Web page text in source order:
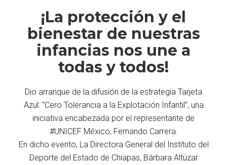
¡La protección y el
bienestar de nuestras
infancias nos une a
todas y todos!
Dio arranque de la difusión de la estrategia Tarjeta
Azul: “Cero Tolerancia a la Explotación Infantil”, una
iniciativa encabezada por el representante de
#UNICEF México, Fernando Carrera.
En dicho evento, La Directora General del Instituto del
Deporte del Estado de Chiapas, Bárbara Altúzar